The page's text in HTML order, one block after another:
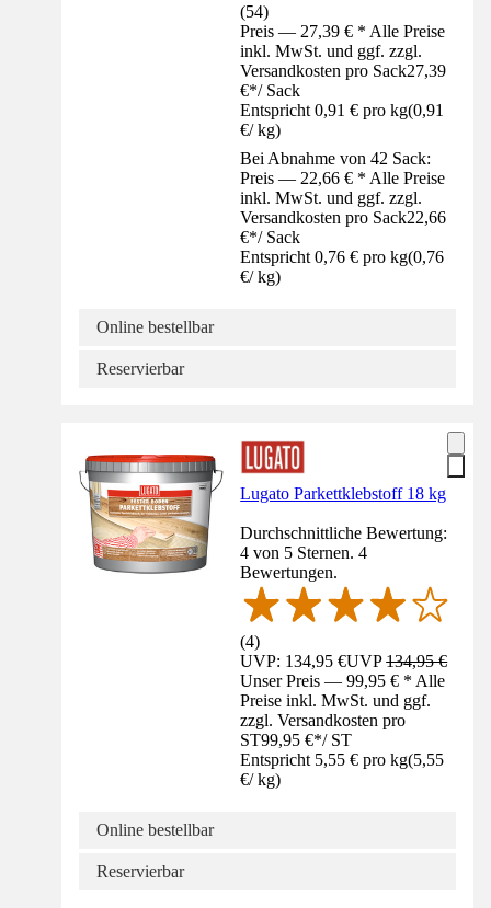
(54)
Preis — 27,39 € * Alle Preise
inkl. MwSt. und ggf. zzgl.
Versandkosten pro Sack27,39
€*/ Sack
Entspricht 0,91 € pro kg(0,91
€/ kg)
Bei Abnahme von 42 Sack:
Preis — 22,66 € * Alle Preise
inkl. MwSt. und ggf. zzgl.
Versandkosten pro Sack22,66
€*/ Sack
Entspricht 0,76 € pro kg(0,76
€/ kg)
Online bestellbar
Reservierbar
Lugato Parkettklebstoff 18 kg
Durchschnittliche Bewertung:
4 von 5 Sternen. 4
Bewertungen.
(4)
UVP: 134,95 €UVP134,95 €
Unser Preis — 99,95 € * Alle
Preise inkl. MwSt. und ggf.
zzgl. Versandkosten pro
ST99,95 €*/ ST
Entspricht 5,55 € pro kg(5,55
€/ kg)
Online bestellbar
Reservierbar